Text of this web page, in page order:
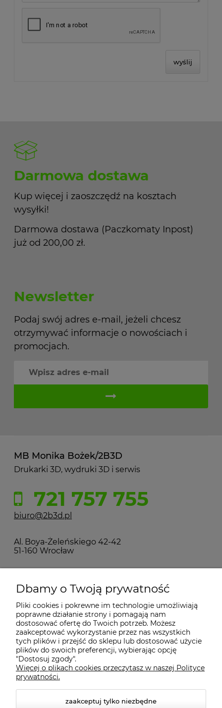
wyślij
Darmowa dostawa
Kup więcej i zaoszczędź na kosztach
wysyłki!
Darmowa dostawa (Paczkomaty Inpost)
już od 200,00 zł.
Newsletter
Podaj swój adres e-mail, jeżeli chcesz
otrzymywać informacje o nowościach i
promocjach.
MB Monika Bożek/2B3D
Drukarki 3D, wydruki 3D i serwis
721 757 755
biuro@2b3d.pl
Al. Boya-Żeleńskiego 42-42
51-160 Wrocław
MOJE KONTO
PŁATNOŚCI I DOSTAWA
INFORMACJE
KONTAKT
Dbamy o Twoją prywatność
Pliki cookies i pokrewne im technologie umożliwiają
poprawne działanie strony i pomagają nam
dostosować ofertę do Twoich potrzeb. Możesz
zaakceptować wykorzystanie przez nas wszystkich
tych plików i przejść do sklepu lub dostosować użycie
plików do swoich preferencji, wybierając opcję
"Dostosuj zgody".
Więcej o plikach cookies przeczytasz w naszej Polityce
prywatności.
zaakceptuj tylko niezbędne